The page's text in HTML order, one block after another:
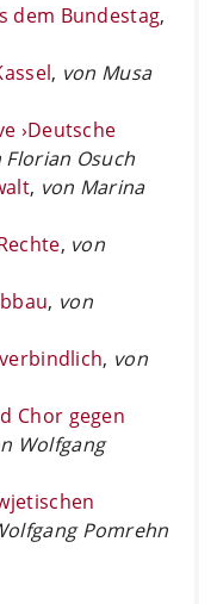
dem Bundestag,
, von Musa
›Deutsche
Florian Osuch
, von Marina
, von
, von
, von
Chor gegen
Wolfgang
Pomrehn